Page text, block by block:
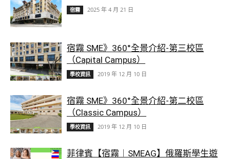
宿霧 2025 年 4 月 21 日
宿霧 SME》360°全景介紹-第三校區
（Capital Campus）
學校資訊 2019 年 12 月 10 日
宿霧 SME》360°全景介紹-第二校區
（Classic Campus）
學校資訊 2019 年 12 月 10 日
菲律賓【宿霧︱SMEAG】俄羅斯學生遊